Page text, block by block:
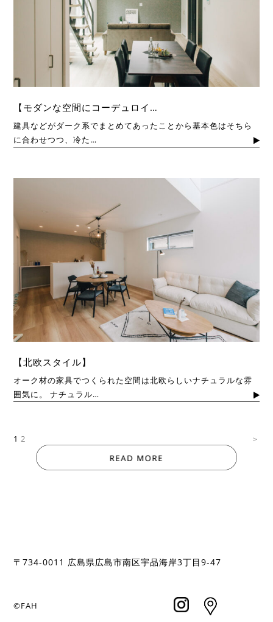
【モダンな空間にコーデュロイ…
建具などがダーク系でまとめてあったことから基本色はそちら
に合わせつつ、冷た…
【北欧スタイル】
オーク材の家具でつくられた空間は北欧らしいナチュラルな雰
囲気に。 ナチュラル…
1 2 ＞
〒734-0011 広島県広島市南区宇品海岸3丁目9-47
©FAH